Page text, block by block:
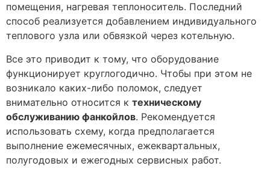
помещения, нагревая теплоноситель. Последний
способ реализуется добавлением индивидуального
теплового узла или обвязкой через котельную.
Все это приводит к тому, что оборудование
функционирует круглогодично. Чтобы при этом не
возникало каких-либо поломок, следует
внимательно относится к техническому
обслуживанию фанкойлов. Рекомендуется
использовать схему, когда предполагается
выполнение ежемесячных, ежеквартальных,
полугодовых и ежегодных сервисных работ.